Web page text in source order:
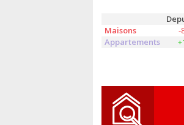
Maisons
-
Appartements